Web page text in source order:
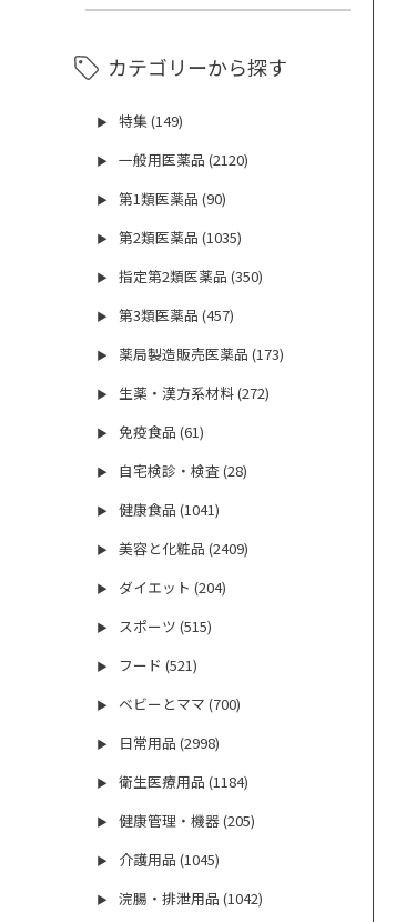
カテゴリーから探す
▶ 特集 (149)
▶ 一般用医薬品 (2120)
▶ 第1類医薬品 (90)
▶ 第2類医薬品 (1035)
▶ 指定第2類医薬品 (350)
▶ 第3類医薬品 (457)
▶ 薬局製造販売医薬品 (173)
▶ 生薬・漢方系材料 (272)
▶ 免疫食品 (61)
▶ 自宅検診・検査 (28)
▶ 健康食品 (1041)
▶ 美容と化粧品 (2409)
▶ ダイエット (204)
▶ スポーツ (515)
▶ フード (521)
▶ ベビーとママ (700)
▶ 日常用品 (2998)
▶ 衛生医療用品 (1184)
▶ 健康管理・機器 (205)
▶ 介護用品 (1045)
▶ 浣腸・排泄用品 (1042)